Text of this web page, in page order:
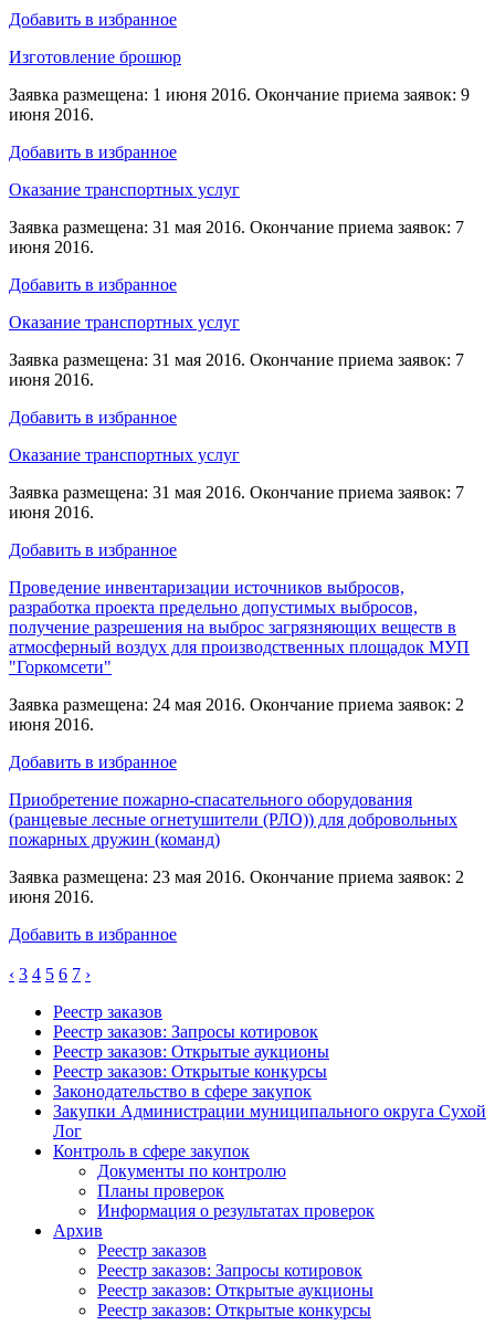
Добавить в избранное
Изготовление брошюр
Заявка размещена: 1 июня 2016. Окончание приема заявок: 9
июня 2016.
Добавить в избранное
Оказание транспортных услуг
Заявка размещена: 31 мая 2016. Окончание приема заявок: 7
июня 2016.
Добавить в избранное
Оказание транспортных услуг
Заявка размещена: 31 мая 2016. Окончание приема заявок: 7
июня 2016.
Добавить в избранное
Оказание транспортных услуг
Заявка размещена: 31 мая 2016. Окончание приема заявок: 7
июня 2016.
Добавить в избранное
Проведение инвентаризации источников выбросов,
разработка проекта предельно допустимых выбросов,
получение разрешения на выброс загрязняющих веществ в
атмосферный воздух для производственных площадок МУП
"Горкомсети"
Заявка размещена: 24 мая 2016. Окончание приема заявок: 2
июня 2016.
Добавить в избранное
Приобретение пожарно-спасательного оборудования
(ранцевые лесные огнетушители (РЛО)) для добровольных
пожарных дружин (команд)
Заявка размещена: 23 мая 2016. Окончание приема заявок: 2
июня 2016.
Добавить в избранное
‹ 3 4 5 6 7 ›
Реестр заказов
Реестр заказов: Запросы котировок
Реестр заказов: Открытые аукционы
Реестр заказов: Открытые конкурсы
Законодательство в сфере закупок
Закупки Администрации муниципального округа Сухой
Лог
Контроль в сфере закупок
Документы по контролю
Планы проверок
Информация о результатах проверок
Архив
Реестр заказов
Реестр заказов: Запросы котировок
Реестр заказов: Открытые аукционы
Реестр заказов: Открытые конкурсы